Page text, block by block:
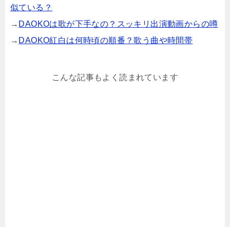
似ている？
→ DAOKOは歌が下手なの？スッキリ出演動画からの噂
→ DAOKO紅白は何時頃の順番？歌う曲や時間帯
こんな記事もよく読まれています